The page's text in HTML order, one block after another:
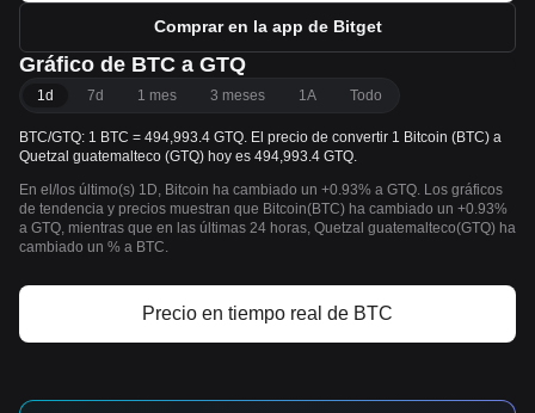
Comprar en la app de Bitget
Gráfico de BTC a GTQ
1d 7d 1 mes 3 meses 1A Todo
BTC/GTQ: 1 BTC = 494,993.4 GTQ. El precio de convertir 1 Bitcoin (BTC) a
Quetzal guatemalteco (GTQ) hoy es 494,993.4 GTQ.
En el/los último(s) 1D, Bitcoin ha cambiado un +0.93% a GTQ. Los gráficos
de tendencia y precios muestran que Bitcoin(BTC) ha cambiado un +0.93%
a GTQ, mientras que en las últimas 24 horas, Quetzal guatemalteco(GTQ) ha
cambiado un % a BTC.
Precio en tiempo real de BTC